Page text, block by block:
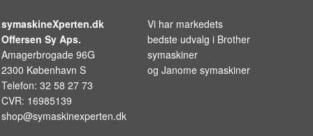
symaskineXperten.dk
Offersen Sy Aps.
Amagerbrogade 96G
2300 København S
Telefon: 32 58 27 73
CVR: 16985139
shop@symaskinexperten.dk
Vi har markedets
bedste udvalg i Brother
symaskiner
og Janome symaskiner